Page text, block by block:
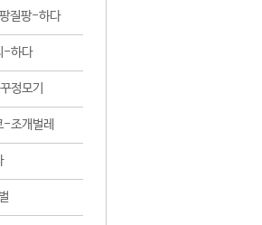
질팡-하다
-하다
정모기
조개벌레